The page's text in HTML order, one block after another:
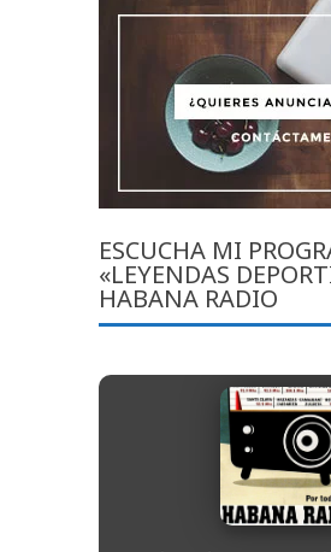
ESCUCHA MI
«LEYENDAS
HABANA RADIO